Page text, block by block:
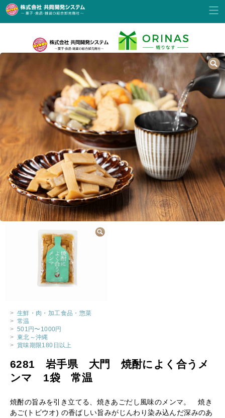
> 生鮮・肉・加工食品・惣菜
> 常温
> 501円〜1000円
> 東北～沖縄
> 賞味期限180日以上
6281 岩手県 大門 焼酎によく合うメ
ンマ 1袋 常温
焼酎の旨みを引き立てる、焼きあごだし風味のメンマ。 焼き
あご(トビウオ) の香ばしい旨みがじんわり染み込んだ深みのあ